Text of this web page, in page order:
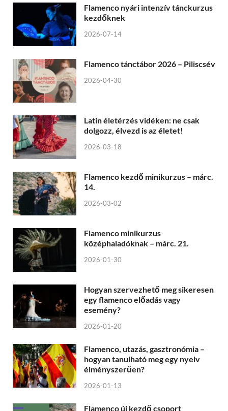
Flamenco nyári intenzív tánckurzus
kezdőknek
2026-07-14
Flamenco tánctábor 2026 – Piliscsév
2026-04-30
Latin életérzés vidéken: ne csak
dolgozz, élvezd is az életet!
2026-03-18
Flamenco kezdő minikurzus – márc.
14.
2026-03-02
Flamenco minikurzus
középhaladóknak – márc. 21.
2026-01-30
Hogyan szervezhető meg sikeresen
egy flamenco előadás vagy
esemény?
2026-01-20
Flamenco, utazás, gasztronómia –
hogyan tanulható meg egy nyelv
élményszerűen?
2026-01-13
Flamenco új kezdő csoport